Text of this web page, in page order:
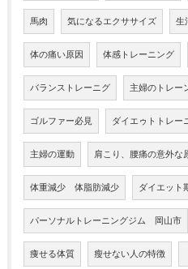
馬肉 気になるエクササイズ 生
体の痛い原因 体感トレーニング
バランストレーニグ 主婦のトレー
ゴルファー必見 ダイエゥトトレー
主婦の運動 肩こり、腰痛の意外な
体重減少 体脂肪減少 ダイエット
パーソナルトレーニングジム 岡山市
痩せる体質 瘦せない人の特徴